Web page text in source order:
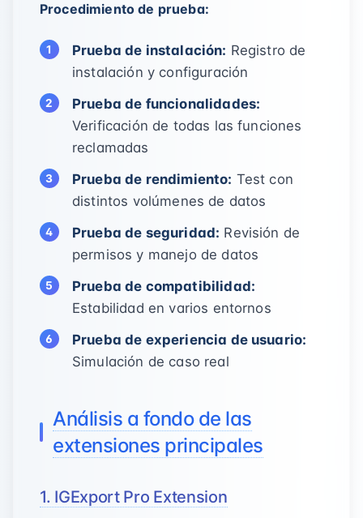
Procedimiento de prueba:
Prueba de instalación: Registro de
instalación y configuración
Prueba de funcionalidades:
Verificación de todas las funciones
reclamadas
Prueba de rendimiento: Test con
distintos volúmenes de datos
Prueba de seguridad: Revisión de
permisos y manejo de datos
Prueba de compatibilidad:
Estabilidad en varios entornos
Prueba de experiencia de usuario:
Simulación de caso real
Análisis a fondo de las
extensiones principales
1. IGExport Pro Extension